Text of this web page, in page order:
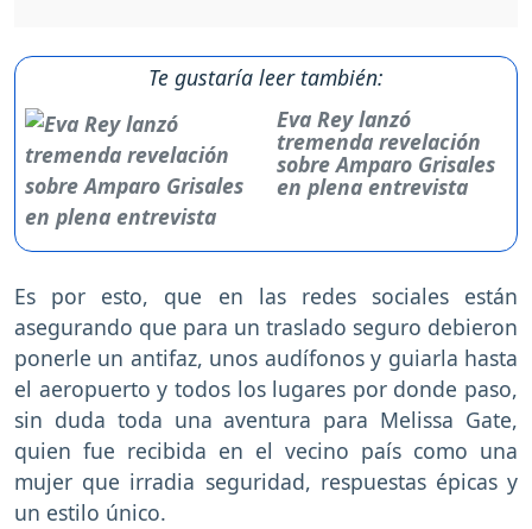
Te gustaría leer también:
Eva Rey lanzó
tremenda revelación
sobre Amparo Grisales
en plena entrevista
Es por esto, que en las redes sociales están
asegurando que para un traslado seguro debieron
ponerle un antifaz, unos audífonos y guiarla hasta
el aeropuerto y todos los lugares por donde paso,
sin duda toda una aventura para Melissa Gate,
quien fue recibida en el vecino país como una
mujer que irradia seguridad, respuestas épicas y
un estilo único.